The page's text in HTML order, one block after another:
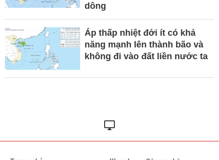
dông
Áp thấp nhiệt đới ít có khả
năng mạnh lên thành bão và
không đi vào đất liền nước ta